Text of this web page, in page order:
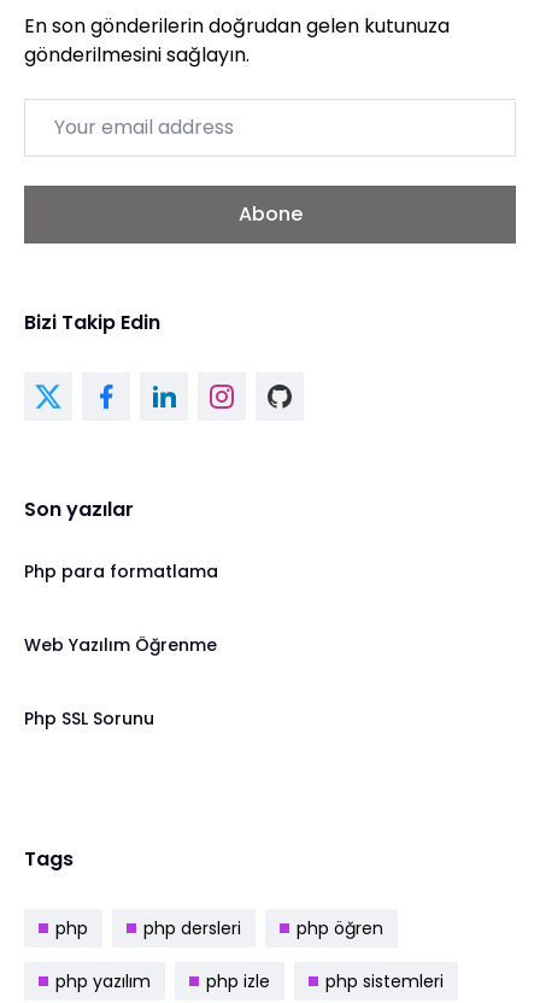
En son gönderilerin doğrudan gelen kutunuza
gönderilmesini sağlayın.
Abone
Bizi Takip Edin
Son yazılar
Php para formatlama
Web Yazılım Öğrenme
Php SSL Sorunu
Tags
php php dersleri php öğren
php yazılım php izle php sistemleri